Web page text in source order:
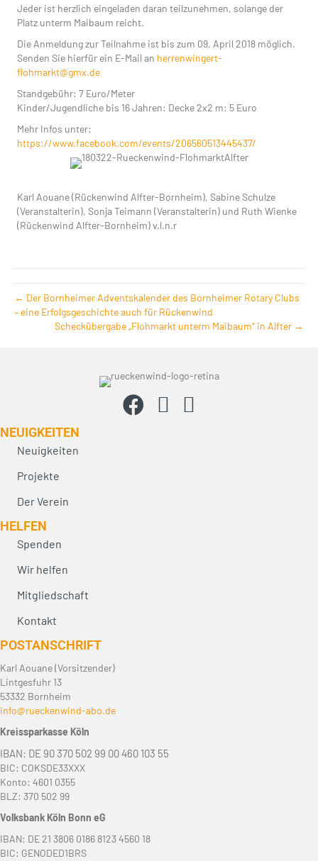
Jeder ist herzlich eingeladen daran teilzunehmen, solange der
Platz unterm Maibaum reicht.
Die Anmeldung zur Teilnahme ist bis zum 09. April 2018 möglich.
Senden Sie hierfür ein E-Mail an herrenwingert-
flohmarkt@gmx.de
Standgebühr: 7 Euro/Meter
Kinder/Jugendliche bis 16 Jahren: Decke 2x2 m: 5 Euro
Mehr Infos unter:
https://www.facebook.com/events/206560513445437/
Karl Aouane (Rückenwind Alfter-Bornheim), Sabine Schulze
(Veranstalterin), Sonja Teimann (Veranstalterin) und Ruth Wienke
(Rückenwind Alfter-Bornheim) v.l.n.r
← Der Bornheimer Adventskalender des Bornheimer Rotary Clubs
– eine Erfolgsgeschichte auch für Rückenwind
Scheckübergabe „Flohmarkt unterm Maibaum“ in Alfter →
NEUIG­KEITEN
Neuigkeiten
Projekte
Der Verein
HELFEN
Spenden
Wir helfen
Mitgliedschaft
Kontakt
POST­ANSCHRIFT
Karl Aouane (Vorsitzender)
Lintgesfuhr 13
53332 Bornheim
info@rueckenwind-abo.de
Kreissparkasse Köln
IBAN: DE 90 370 502 99 00 460 103 55
BIC: COKSDE33XXX
Konto: 4601 0355
BLZ: 370 502 99
Volksbank Köln Bonn eG
IBAN: DE 21 3806 0186 8123 4560 18
BIC: GENODED1BRS